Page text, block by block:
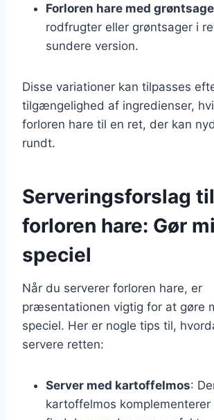
Forloren hare med
rodfrugter eller grøntsager i
sundere version.
Disse variationer kan tilpasses
tilgængelighed af ingredienser,
forloren hare til en ret, der kan
rundt.
Serveringsforslag til
forloren hare: Gør
speciel
Når du serverer forloren hare, er
præsentationen vigtig for at gøre
speciel. Her er nogle tips til,
servere retten:
Server med kartoffelmos:
kartoffelmos komplementerer